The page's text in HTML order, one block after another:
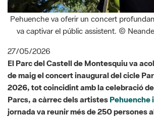
27/05/2026
El Parc del Castell de Montesquiu va
de maig el concert inaugural del cicle
2026, tot coincidint amb la celebració del
Parcs, a càrrec dels artistesPehuenche
jornada va reunir més de 250 persones
castell en una proposta que va
directe, patrimoni i natura en un
acollidor.